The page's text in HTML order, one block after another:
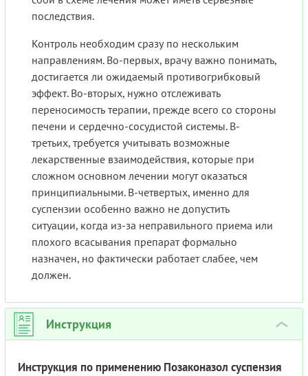
последствия.
Контроль необходим сразу по нескольким
направлениям. Во-первых, врачу важно понимать,
достигается ли ожидаемый противогрибковый
эффект. Во-вторых, нужно отслеживать
переносимость терапии, прежде всего со стороны
печени и сердечно-сосудистой системы. В-
третьих, требуется учитывать возможные
лекарственные взаимодействия, которые при
сложном основном лечении могут оказаться
принципиальными. В-четвертых, именно для
суспензии особенно важно не допустить
ситуации, когда из-за неправильного приема или
плохого всасывания препарат формально
назначен, но фактически работает слабее, чем
должен.
Инструкция ›
Инструкция по применению Позаконазол суспензия